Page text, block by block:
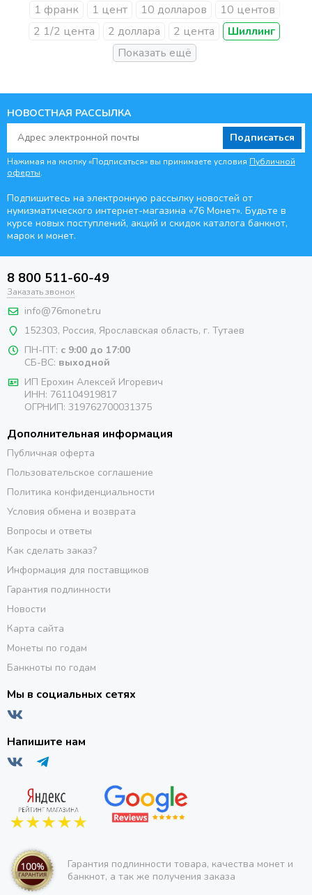
1 франк
1 цент 10 долларов
10 центов
2 1/2 цента
2 доллара 2 цента Шиллинг
НОВОСТНАЯ РАССЫЛКА
Подписаться
Нажимая на кнопку «Подписаться» вы принимаете условия Публичной
оферты.
Подпишитесь на электронную рассылку новостей от
нумизматического интернет-магазина «76 Монет». Будьте в
курсе новых поступлений, акций и скидок каталога банкнот,
марок и монет.
8 800 511-60-49
Заказать звонок
info@76monet.ru
152303, Россия, Ярославская область, г. Тутаев
ПН-ПТ: с 9:00 до 17:00
СБ-ВС: выходной
ИП Ерохин Алексей Игоревич
ИНН: 761104919817
ОГРНИП: 319762700031375
Дополнительная информация
Публичная оферта
Пользовательское соглашение
Политика конфиденциальности
Условия обмена и возврата
Вопросы и ответы
Как сделать заказ?
Информация для поставщиков
Гарантия подлинности
Новости
Карта сайта
Монеты по годам
Банкноты по годам
Мы в социальных сетях
Напишите нам
Гарантия подлинности товара, качества монет и
банкнот, а так же получения заказа